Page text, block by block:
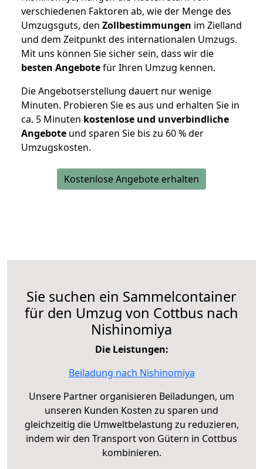
verschiedenen Faktoren ab, wie der Menge des
Umzugsguts, den Zollbestimmungen im Zielland
und dem Zeitpunkt des internationalen Umzugs.
Mit uns können Sie sicher sein, dass wir die
besten Angebotefür Ihren Umzug kennen.
Die Angebotserstellung dauert nur wenige
Minuten. Probieren Sie es aus und erhalten Sie in
ca. 5 Minuten kostenlose und unverbindliche
Angebote und sparen Sie bis zu 60 % der
Umzugskosten.
Kostenlose Angebote erhalten
Sie suchen ein Sammelcontainer
für den Umzug von Cottbus nach
Nishinomiya
Die Leistungen:
Beiladung nach Nishinomiya
Unsere Partner organisieren Beiladungen, um
unseren Kunden Kosten zu sparen und
gleichzeitig die Umweltbelastung zu reduzieren,
indem wir den Transport von Gütern in Cottbus
kombinieren.